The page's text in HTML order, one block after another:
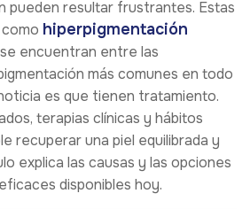
pueden resultar frustrantes. Estas
hiperpigmentación
encuentran entre las
más comunes en todo
es que tienen tratamiento.
terapias clínicas y hábitos
recuperar una piel equilibrada y
explica las causas y las opciones
disponibles hoy.